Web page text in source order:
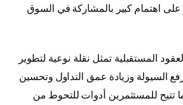
اهتمام كبير بالمشاركة في السوق
المستقبلية تمثل نقلة نوعية لتطوير
السيولة وزيادة عمق التداول وتحسين
تتيح للمستثمرين أدوات للتحوط من